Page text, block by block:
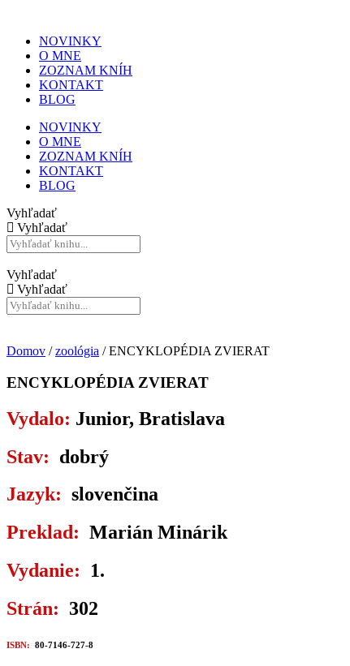
NOVINKY
O MNE
ZOZNAM KNÍH
KONTAKT
BLOG
NOVINKY
O MNE
ZOZNAM KNÍH
KONTAKT
BLOG
Vyhľadať
Vyhľadať
Vyhľadať
Vyhľadať
Domov /zoológia / ENCYKLOPÉDIA ZVIERAT
ENCYKLOPÉDIA ZVIERAT
Vydalo: Junior, Bratislava
Stav: dobrý
Jazyk: slovenčina
Preklad: Marián Minárik
Vydanie: 1.
Strán: 302
ISBN: 80-7146-727-8